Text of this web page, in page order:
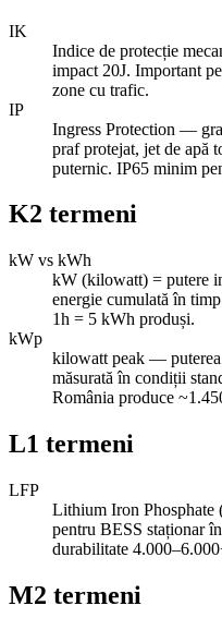
IK
Indice de protecție
impact 20J. Important
zone cu trafic.
IP
Ingress Protection —
praf protejat, jet de apă
puternic. IP65 minim
K2 termeni
kW vs kWh
kW (kilowatt) = putere
energie cumulată în
1h = 5 kWh produși.
kWp
kilowatt peak — puterea
măsurată în condiții
România produce
L1 termeni
LFP
Lithium Iron
pentru BESS staționar
durabilitate
M2 termeni